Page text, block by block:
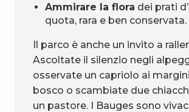
Ammirare la flora dei prati
quota, rara e ben conservata.
Il parco è anche un invito a
Ascoltate il silenzio negli
osservate un capriolo ai
bosco o scambiate due
un pastore. I Bauges sono